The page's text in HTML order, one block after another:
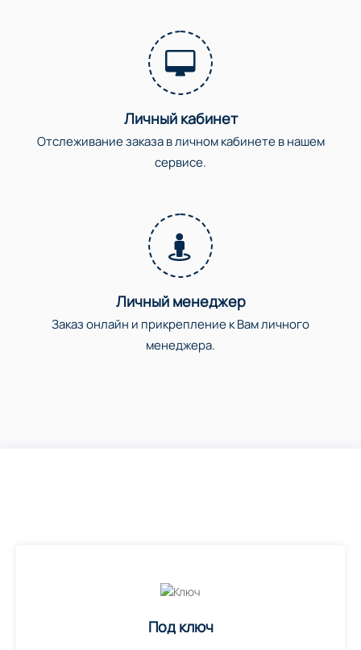
Личный кабинет
Отслеживание заказа в личном кабинете в нашем
сервисе.
Личный менеджер
Заказ онлайн и прикрепление к Вам личного
менеджера.
Под ключ